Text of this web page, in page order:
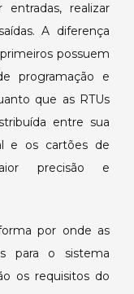
realizar
A diferença
possuem
programação e
que as RTUs
entre sua
e os cartões de
precisão e
por onde as
para o sistema
os requisitos do